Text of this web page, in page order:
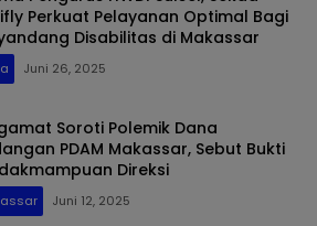
Perkuat Pelayanan Optimal Bagi
Disabilitas di Makassar
Juni 26, 2025
Soroti Polemik Dana
PDAM Makassar, Sebut Bukti
Direksi
Juni 12, 2025